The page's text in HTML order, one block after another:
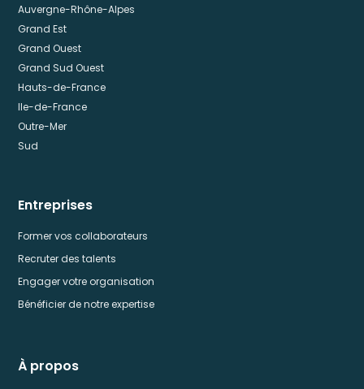
Auvergne-Rhône-Alpes
Grand Est
Grand Ouest
Grand Sud Ouest
Hauts-de-France
Ile-de-France
Outre-Mer
Sud
Entreprises
Former vos collaborateurs
Recruter des talents
Engager votre organisation
Bénéficier de notre expertise
À propos